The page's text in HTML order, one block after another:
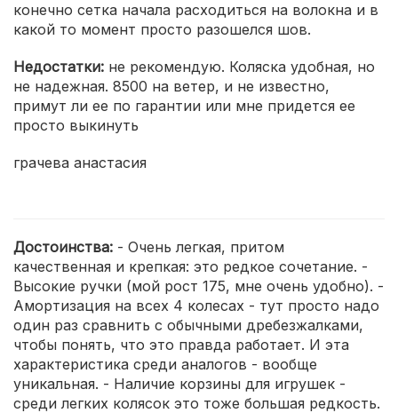
конечно сетка начала расходиться на волокна и в
какой то момент просто разошелся шов.
Недостатки: не рекомендую. Коляска удобная, но
не надежная. 8500 на ветер, и не известно,
примут ли ее по гарантии или мне придется ее
просто выкинуть
грачева анастасия
Достоинства: - Очень легкая, притом
качественная и крепкая: это редкое сочетание. -
Высокие ручки (мой рост 175, мне очень удобно). -
Амортизация на всех 4 колесах - тут просто надо
один раз сравнить с обычными дребезжалками,
чтобы понять, что это правда работает. И эта
характеристика среди аналогов - вообще
уникальная. - Наличие корзины для игрушек -
среди легких колясок это тоже большая редкость.